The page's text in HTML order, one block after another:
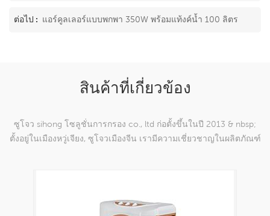
ต่อไป : แอร์คูลเลอร์แบบพกพา 350W พร้อมแท้งค์น้ำ 100 ลิตร
สินค้าที่เกี่ยวข้อง
ซูโจว sihong โซลูชั่นการกรอง co., ltd ก่อตั้งขึ้นในปี 2013 & nbsp;
ตั้งอยู่ในเมืองหวู่เจียง, ซูโจวเมืองจีน เรามีความเชี่ยวชาญในผลิตภัณฑ์